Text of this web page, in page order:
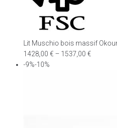
Lit Muschio bois massif
1428,00 € – 1537,00 €
-9%-10%